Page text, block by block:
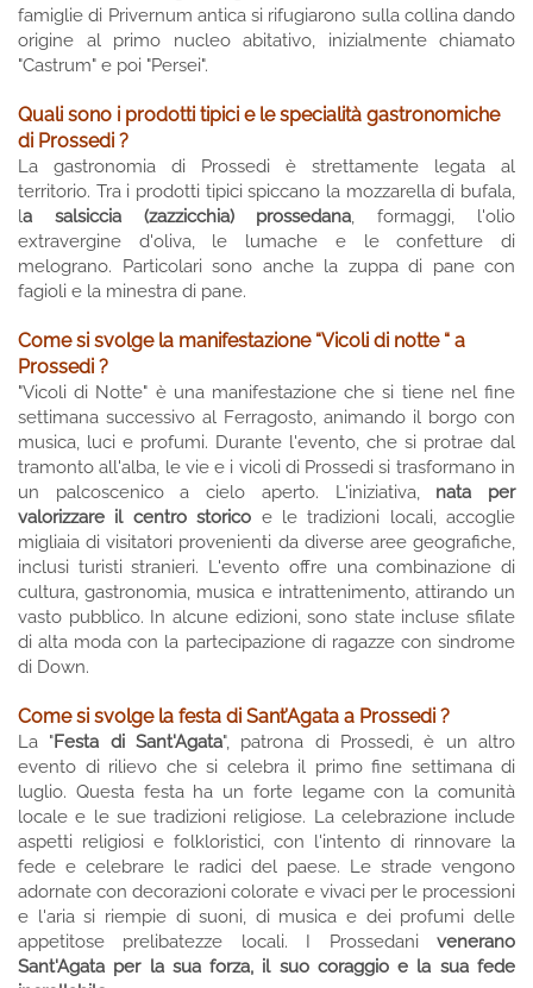
famiglie di Privernum antica si rifugiarono sulla collina dando
origine al primo nucleo abitativo, inizialmente chiamato
"Castrum" e poi "Persei".
Quali sono i prodotti tipici e le specialità gastronomiche
di Prossedi ?
La gastronomia di Prossedi è strettamente legata al
territorio. Tra i prodotti tipici spiccano la mozzarella di bufala,
la salsiccia (zazzicchia) prossedana, formaggi, l'olio
extravergine d'oliva, le lumache e le confetture di
melograno. Particolari sono anche la zuppa di pane con
fagioli e la minestra di pane.
Come si svolge la manifestazione “Vicoli di notte “ a
Prossedi ?
"Vicoli di Notte" è una manifestazione che si tiene nel fine
settimana successivo al Ferragosto, animando il borgo con
musica, luci e profumi. Durante l'evento, che si protrae dal
tramonto all'alba, le vie e i vicoli di Prossedi si trasformano in
un palcoscenico a cielo aperto. L'iniziativa,nata per
valorizzare il centro storico e le tradizioni locali, accoglie
migliaia di visitatori provenienti da diverse aree geografiche,
inclusi turisti stranieri. L'evento offre una combinazione di
cultura, gastronomia, musica e intrattenimento, attirando un
vasto pubblico. In alcune edizioni, sono state incluse sfilate
di alta moda con la partecipazione di ragazze con sindrome
di Down.
Come si svolge la festa di Sant’Agata a Prossedi ?
La "Festa di Sant'Agata", patrona di Prossedi, è un altro
evento di rilievo che si celebra il primo fine settimana di
luglio. Questa festa ha un forte legame con la comunità
locale e le sue tradizioni religiose. La celebrazione include
aspetti religiosi e folkloristici, con l'intento di rinnovare la
fede e celebrare le radici del paese. Le strade vengono
adornate con decorazioni colorate e vivaci per le processioni
e l'aria si riempie di suoni, di musica e dei profumi delle
appetitose prelibatezze locali. I Prossedani venerano
Sant'Agata per la sua forza, il suo coraggio e la sua fede